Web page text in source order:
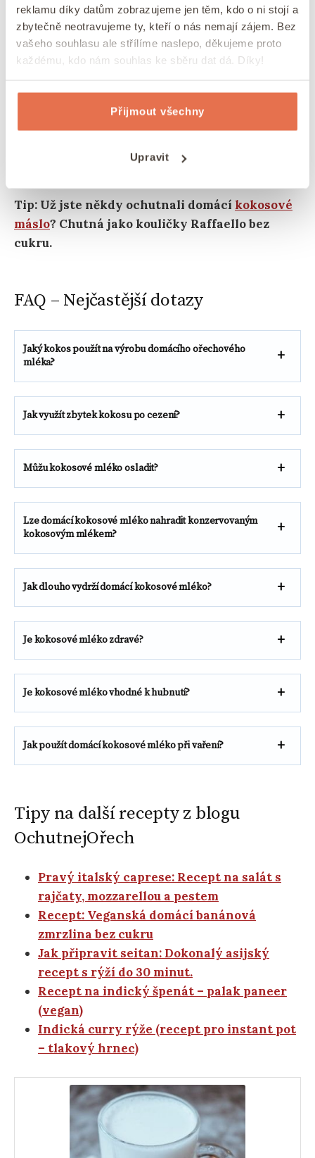
reklamu díky datům zobrazujeme jen těm, kdo o ni stojí a
zbytečně neotravujeme ty, kteří o nás nemají zájem. Bez
vašeho souhlasu ale střílíme naslepo, děkujeme proto
každému, kdo nám souhlas ke sběru dat dá. Díky!
Přijmout všechny
Upravit
Pod názvem Tom Kha Gai
se skrývá thajská polévka
tradičně vyrobená z kokosového mléka, koření,
citronové trávy, kořene galangal, thajské rybí omáčky a
thajské chilli pasty.
tatozdravá lahodná varianta z kokosu a
Příprava nepečených raw kuliček je
jednoduchá, hodí se jako nepečené cukroví, ale
Tip: Už jste někdy ochutnali domácí kokosové
máslo? Chutná jako kouličky Raffaello bez
cukru.
FAQ – Nejčastější dotazy
Jaký kokos použít na výrobu domácího ořechového
mléka?
Jak využít zbytek kokosu po cezení?
Můžu kokosové mléko osladit?
Lze domácí kokosové mléko nahradit konzervovaným
kokosovým mlékem?
Jak dlouho vydrží domácí kokosové mléko?
Je kokosové mléko zdravé?
Je kokosové mléko vhodné k hubnutí?
Jak použít domácí kokosové mléko při vaření?
Tipy na další recepty z blogu
OchutnejOřech
Pravý italský caprese: Recept na salát s
rajčaty, mozzarellou a pestem
Recept: Veganská domácí banánová
zmrzlina bez cukru
Jak připravit seitan: Dokonalý asijský
recept s rýží do 30 minut.
Recept na indický špenát – palak paneer
(vegan)
Indická curry rýže (recept pro instant pot
– tlakový hrnec)